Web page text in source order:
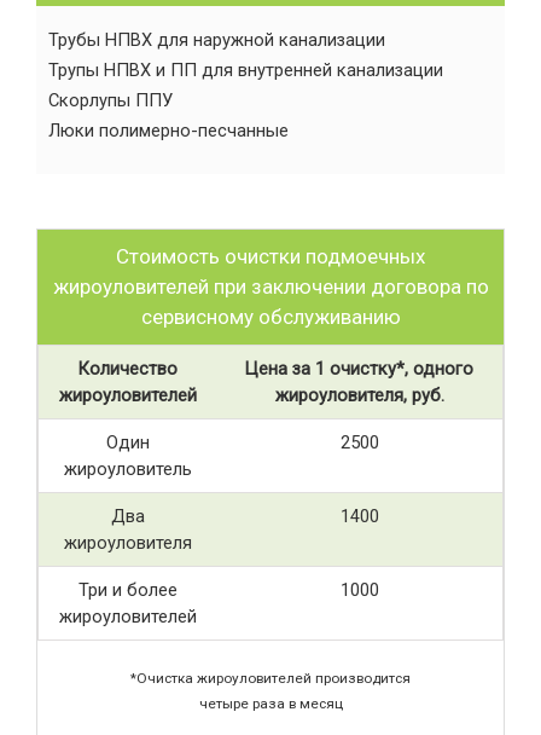
Трубы НПВХ для наружной канализации
Трупы НПВХ и ПП для внутренней канализации
Скорлупы ППУ
Люки полимерно-песчанные
Стоимость очистки подмоечных
жироуловителей при заключении договора по
сервисному обслуживанию
Количество
жироуловителей
Цена за 1 очистку*, одного
жироуловителя, руб.
Один
жироуловитель
2500
Два
жироуловителя
1400
Три и более
жироуловителей
1000
*Очистка жироуловителей производится
четыре раза в месяц